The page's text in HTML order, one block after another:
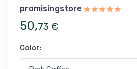
promisingstore
50,73 €
Color: